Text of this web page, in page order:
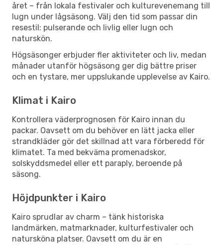
året – från lokala festivaler och kulturevenemang till
lugn under lågsäsong. Välj den tid som passar din
resestil: pulserande och livlig eller lugn och
naturskön.
Högsäsonger erbjuder fler aktiviteter och liv, medan
månader utanför högsäsong ger dig bättre priser
och en tystare, mer uppslukande upplevelse av Kairo.
Klimat i Kairo
Kontrollera väderprognosen för Kairo innan du
packar. Oavsett om du behöver en lätt jacka eller
strandkläder gör det skillnad att vara förberedd för
klimatet. Ta med bekväma promenadskor,
solskyddsmedel eller ett paraply, beroende på
säsong.
Höjdpunkter i Kairo
Kairo sprudlar av charm – tänk historiska
landmärken, matmarknader, kulturfestivaler och
natursköna platser. Oavsett om du är en